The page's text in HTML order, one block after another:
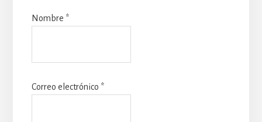
Nombre *
Correo electrónico *